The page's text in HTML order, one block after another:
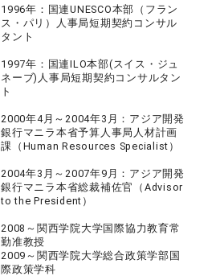
1996年：国連UNESCO本部（フラン
ス・パリ）人事局短期契約コンサル
タント
1997年：国連ILO本部(スイス・ジュ
ネーブ)人事局短期契約コンサルタン
ト
2000年4月～2004年3月：アジア開発
銀行マニラ本省予算人事局人材計画
課（Human Resources Specialist）
2004年3月～2007年9月：アジア開発
銀行マニラ本省総裁補佐官（Advisor
to the President）
2008～関西学院大学国際協力教育常
勤准教授
2009～関西学院大学総合政策学部国
際政策学科